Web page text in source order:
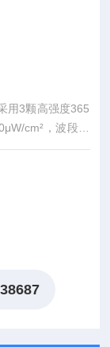
用3颗高强度365
cm²，波段范
双手，可调照射
线防护眼镜和手